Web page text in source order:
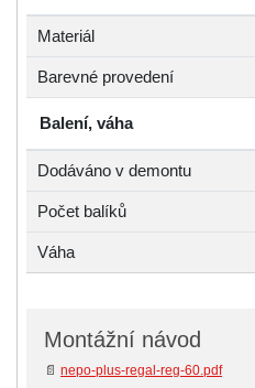
Materiál
Barevné provedení
Balení, váha
Dodáváno v demontu
Počet balíků
Váha
Montážní návod
📄 nepo-plus-regal-reg-60.pdf